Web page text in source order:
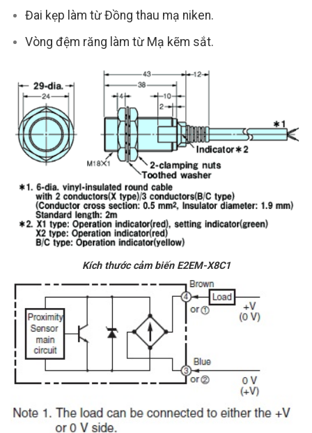
Đai kẹp làm từ Đồng thau mạ niken.
Vòng đệm răng làm từ Mạ kẽm sắt.
Kích thước cảm biến E2EM-X8C1